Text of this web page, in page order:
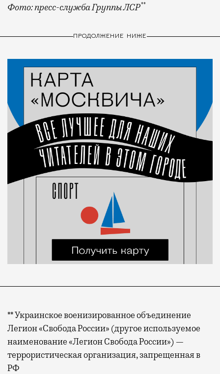
Фото: пресс-служба Группы ЛСР**
ПРОДОЛЖЕНИЕ НИЖЕ
** Украинское военизированное объединение
Легион «Свобода России» (другое используемое
наименование «Легион Свобода России») —
террористическая организация, запрещенная в
РФ